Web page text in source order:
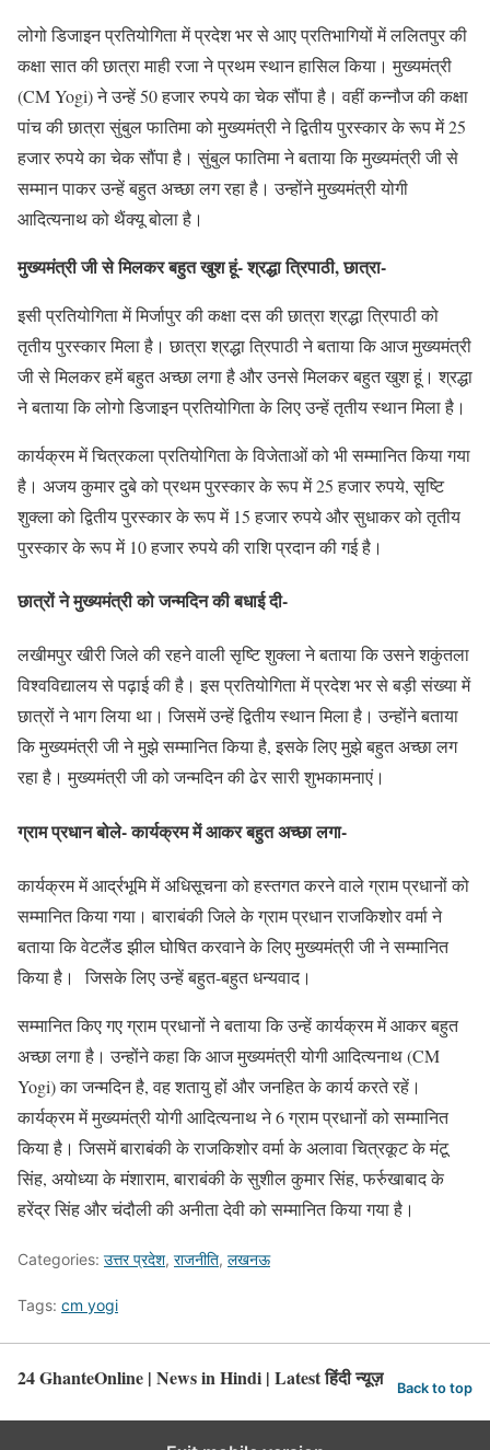
लोगो डिजाइन प्रतियोगिता में प्रदेश भर से आए प्रतिभागियों में ललितपुर की
कक्षा सात की छात्रा माही रजा ने प्रथम स्थान हासिल किया। मुख्यमंत्री
(CM Yogi) ने उन्हें 50 हजार रुपये का चेक सौंपा है। वहीं कन्नौज की कक्षा
पांच की छात्रा सुंबुल फातिमा को मुख्यमंत्री ने द्वितीय पुरस्कार के रूप में 25
हजार रुपये का चेक सौंपा है। सुंबुल फातिमा ने बताया कि मुख्यमंत्री जी से
सम्मान पाकर उन्हें बहुत अच्छा लग रहा है। उन्होंने मुख्यमंत्री योगी
आदित्यनाथ को थैंक्यू बोला है।
मुख्यमंत्री जी से मिलकर बहुत खुश हूं- श्रद्धा त्रिपाठी, छात्रा-
इसी प्रतियोगिता में मिर्जापुर की कक्षा दस की छात्रा श्रद्धा त्रिपाठी को
तृतीय पुरस्कार मिला है। छात्रा श्रद्धा त्रिपाठी ने बताया कि आज मुख्यमंत्री
जी से मिलकर हमें बहुत अच्छा लगा है और उनसे मिलकर बहुत खुश हूं। श्रद्धा
ने बताया कि लोगो डिजाइन प्रतियोगिता के लिए उन्हें तृतीय स्थान मिला है।
कार्यक्रम में चित्रकला प्रतियोगिता के विजेताओं को भी सम्मानित किया गया
है। अजय कुमार दुबे को प्रथम पुरस्कार के रूप में 25 हजार रुपये, सृष्टि
शुक्ला को द्वितीय पुरस्कार के रूप में 15 हजार रुपये और सुधाकर को तृतीय
पुरस्कार के रूप में 10 हजार रुपये की राशि प्रदान की गई है।
छात्रों ने मुख्यमंत्री को जन्मदिन की बधाई दी-
लखीमपुर खीरी जिले की रहने वाली सृष्टि शुक्ला ने बताया कि उसने शकुंतला
विश्वविद्यालय से पढ़ाई की है। इस प्रतियोगिता में प्रदेश भर से बड़ी संख्या में
छात्रों ने भाग लिया था। जिसमें उन्हें द्वितीय स्थान मिला है। उन्होंने बताया
कि मुख्यमंत्री जी ने मुझे सम्मानित किया है, इसके लिए मुझे बहुत अच्छा लग
रहा है। मुख्यमंत्री जी को जन्मदिन की ढेर सारी शुभकामनाएं।
ग्राम प्रधान बोले- कार्यक्रम में आकर बहुत अच्छा लगा-
कार्यक्रम में आर्द्रभूमि में अधिसूचना को हस्तगत करने वाले ग्राम प्रधानों को
सम्मानित किया गया। बाराबंकी जिले के ग्राम प्रधान राजकिशोर वर्मा ने
बताया कि वेटलैंड झील घोषित करवाने के लिए मुख्यमंत्री जी ने सम्मानित
किया है।
जिसके लिए उन्हें बहुत-बहुत धन्यवाद।
सम्मानित किए गए ग्राम प्रधानों ने बताया कि उन्हें कार्यक्रम में आकर बहुत
अच्छा लगा है। उन्होंने कहा कि आज मुख्यमंत्री योगी आदित्यनाथ (CM
Yogi) का जन्मदिन है, वह शतायु हों और जनहित के कार्य करते रहें।
कार्यक्रम में मुख्यमंत्री योगी आदित्यनाथ ने 6 ग्राम प्रधानों को सम्मानित
किया है। जिसमें बाराबंकी के राजकिशोर वर्मा के अलावा चित्रकूट के मंटू
सिंह, अयोध्या के मंशाराम, बाराबंकी के सुशील कुमार सिंह, फर्रुखाबाद के
हरेंद्र सिंह और चंदौली की अनीता देवी को सम्मानित किया गया है।
Categories: उत्तर प्रदेश, राजनीति, लखनऊ
Tags: cm yogi
24 GhanteOnline | News in Hindi | Latest हिंदी न्यूज़ Back to top